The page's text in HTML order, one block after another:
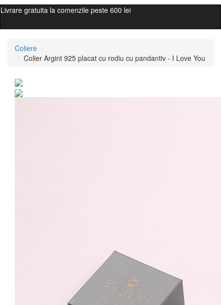
Livrare gratuita la comenzile peste 600 lei
Coliere
Colier Argint 925 placat cu rodiu cu pandantiv - I Love You
cu rodiu cu pandantiv - I